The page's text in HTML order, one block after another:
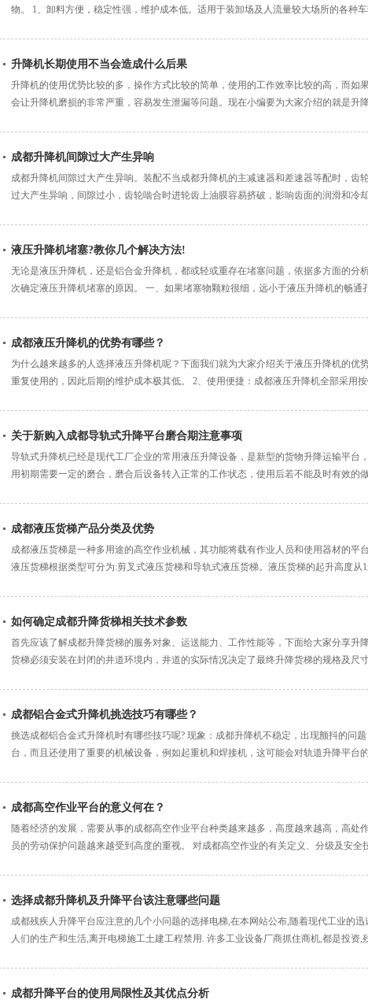
物。 1、卸料方便，稳定性强，维护成本低。适用于装卸场及人流量较大场所的各种
升降机长期使用不当会造成什么后果
升降机的使用优势比较的多，操作方式比较的简单，使用的工作效率比较的高，而如
会让升降机磨损的非常严重，容易发生泄漏等问题。现在小编要为大家介绍的就是升
成都升降机间隙过大产生异响
成都升降机间隙过大产生异响。装配不当成都升降机的主减速器和差速器等配时，齿
过大产生异响，间隙过小，齿轮啮合时进轮齿上油膜容易挤破，影响齿面的润滑和冷
液压升降机堵塞?教你几个解决方法!
无论是液压升降机，还是铝合金升降机，都或轻或重存在堵塞问题，依据多方面的分
次确定液压升降机堵塞的原因。 一、如果堵塞物颗粒很细，远小于液压升降机的畅
成都液压升降机的优势有哪些？
为什么越来越多的人选择液压升降机呢？下面我们就为大家介绍关于液压升降机的优
重复使用的，因此后期的维护成本极其低。 2、使用便捷：成都液压升降机全部采用
关于新购入成都导轨式升降平台磨合期注意事项
导轨式升降机已经是现代工厂企业的常用液压升降设备，是新型的货物升降运输平台
用初期需要一定的磨合，磨合后设备转入正常的工作状态，使用后若不能及时有效的
成都液压货梯产品分类及优势
成都液压货梯是一种多用途的高空作业机械，其功能将载有作业人员和使用器材的平
液压货梯根据类型可分为:剪叉式液压货梯和导轨式液压货梯。液压货梯的起升高度从
如何确定成都升降货梯相关技术参数
首先应该了解成都升降货梯的服务对象、运送能力、工作性能等，下面给大家分享升
货梯必须安装在封闭的井道环境内，井道的实际情况决定了最终升降货梯的规格及尺
成都铝合金式升降机挑选技巧有哪些？
挑选成都铝合金式升降机时有哪些技巧呢? 现象：成都升降机不稳定，出现颤抖的问
台，而且还使用了重要的机械设备，例如起重机和焊接机，这可能会对轨道升降平台
成都高空作业平台的意义何在？
随着经济的发展，需要从事的成都高空作业平台种类越来越多，高度越来越高，高处
员的劳动保护问题越来越受到高度的重视。 对成都高空作业的有关定义、分级及安
选择成都升降机及升降平台该注意哪些问题
成都残疾人升降平台应注意的几个小问题的选择电梯,在本网站公布,随着现代工业的
人们的生产和生活,离开电梯施工土建工程禁用. 许多工业设备厂商抓住商机,都是投资,
成都升降平台的使用局限性及其优点分析